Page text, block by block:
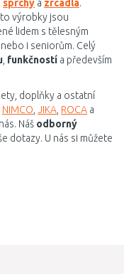
sprchy a zrcadla.
výrobky jsou
lidem s tělesným
i seniorům. Celý
funkčností a především
doplňky a ostatní
NIMCO JIKA ROCA a
Náš odborný
dotazy. U nás si můžete